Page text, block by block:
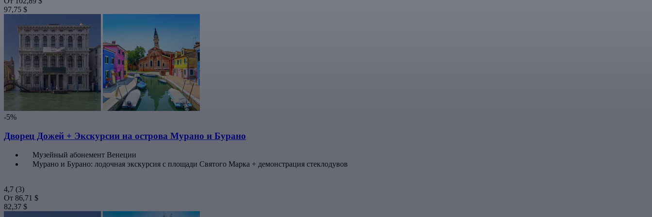
97,75 $
-5%
Дворец Дожей + Экскурсии на острова Мурано и Бурано
Музейный абонемент Венеции
Мурано и Бурано: лодочная экскурсия с площади Святого Марка + демонстрация стеклодувов
4,7 (3)
От 86,71 $
82,37 $